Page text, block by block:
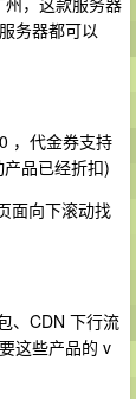
务器都可以
，代金券支持
品已经折扣)
面向下滚动找
、CDN 下行流
这些产品的 v